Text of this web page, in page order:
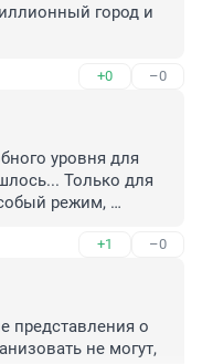
город и
+0 –0
уровня для
Только для
режим,
мероприятий
+1 –0
представления о
не могут,